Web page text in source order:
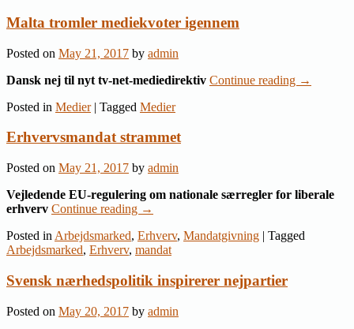
Malta tromler mediekvoter igennem
Posted on May 21, 2017 by admin
Dansk nej til nyt tv-net-mediedirektiv Continue reading →
Posted in Medier | Tagged Medier
Erhvervsmandat strammet
Posted on May 21, 2017 by admin
Vejledende EU-regulering om nationale særregler for liberale
erhverv Continue reading →
Posted in Arbejdsmarked, Erhverv, Mandatgivning | Tagged
Arbejdsmarked, Erhverv, mandat
Svensk nærhedspolitik inspirerer nejpartier
Posted on May 20, 2017 by admin